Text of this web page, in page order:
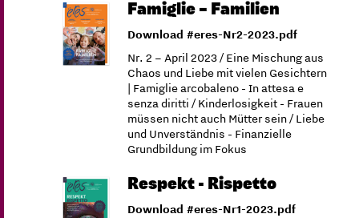
Famiglie – Familien
Download #eres-Nr2-2023.pdf
Nr. 2 – April 2023 / Eine Mischung aus
Chaos und Liebe mit vielen Gesichtern
| Famiglie arcobaleno - In attesa e
senza diritti / Kinderlosigkeit - Frauen
müssen nicht auch Mütter sein / Liebe
und Unverständnis - Finanzielle
Grundbildung im Fokus
Respekt - Rispetto
Download #eres-Nr1-2023.pdf